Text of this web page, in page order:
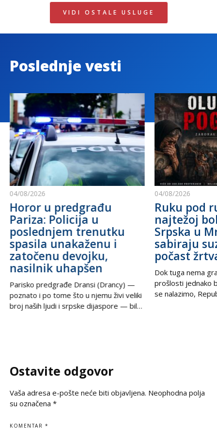
VIDI OSTALE USLUGE
Poslednje vesti
04/08/2026
Horor u predgrađu
Pariza: Policija u
poslednjem trenutku
spasila unakaženu i
zatočenu devojku,
nasilnik uhapšen
Parisko predgrađe Dransi (Drancy) —
poznato i po tome što u njemu živi veliki
broj naših ljudi i srpske dijaspore — bilo
vršnjačko i partnerovo nasilje i
04/08/2026
Ruku pod
najtežoj
Srpska u
sabiraju
počast
Dok tuga nema
prošlosti jednako
se nalazimo,
Ostavite odgovor
Vaša adresa e-pošte neće biti objavljena. Neophodna polja
su označena *
KOMENTAR *